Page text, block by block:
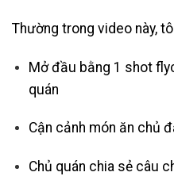
Thường trong video này,
Mở đầu bằng 1 shot
quán
Cận cảnh món ăn chủ
Chủ quán chia sẻ câu